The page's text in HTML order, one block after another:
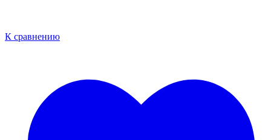
К сравнению